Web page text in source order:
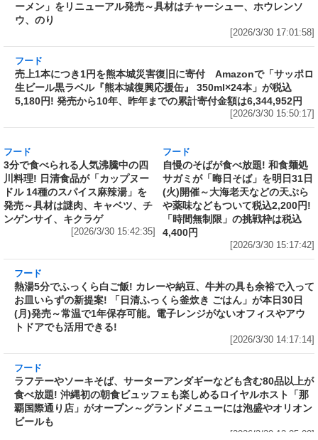
ラーメン山岡家監修で創業から変わらぬ伝統の
ープに! 日清が「ラーメン山岡家 醤油ラーメ
ン」をリニューアル発売～具材はチャーシュ
[2026/3/30 17:01:58]
フード
売上1本につき1円を熊本城災害復旧に寄付
Amazonで「サッポロ生ビール黒ラベル『熊本
発売から10年、昨年までの累計寄付金額は
6,344,952円
[2026/3/30 15:50:17]
フード
3分で食べられる人気沸騰中の四
川料理! 日清食品が「カップヌー
発売～具材は謎肉、キャベツ、チ
ンゲンサイ、キクラゲ
[2026/3/30 15:42:35]
フード
自慢のそばが食べ放題! 和食麺処
(火)開催～大海老天などの天ぷら
や薬味などもついて税込2,200円!
4,400円
[2026/3/30 15:17:42]
熱湯5分でふっくら白ご飯! カレーや納豆、牛丼